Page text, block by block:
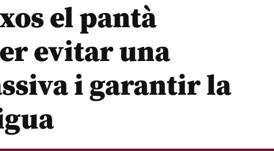
el pantà
evitar una
i garantir la